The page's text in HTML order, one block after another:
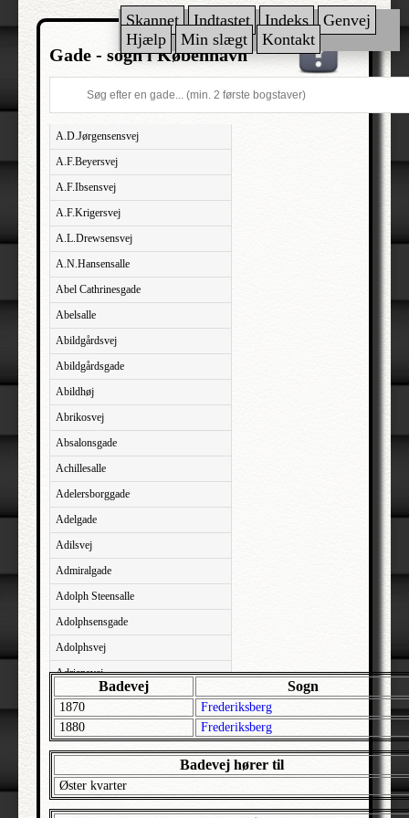
Skannet Indtastet Indeks
Genvej
Hjælp
Min slægt Kontakt
Gade - sogn i København
A.D.Jørgensensvej
A.F.Beyersvej
A.F.Ibsensvej
A.F.Krigersvej
A.L.Drewsensvej
A.N.Hansensalle
Abel Cathrinesgade
Abelsalle
Abildgårdsvej
Abildgårdsgade
Abildhøj
Abrikosvej
Absalonsgade
Achillesalle
Adelersborggade
Adelgade
Adilsvej
Admiralgade
Adolph Steensalle
Adolphsensgade
Adolphsvej
Adriansvej
Aftenbakken
Agavevej
Agerlandsvej
Agermosen
Agerskovvej
Badevej Sogn
1870
Frederiksberg
1880
Frederiksberg
Badevej hører til
Øster kvarter